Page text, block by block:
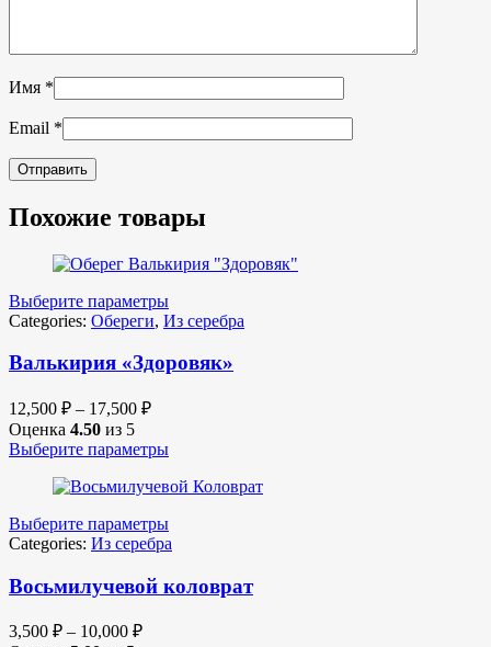
Имя *
Email *
Похожие товары
Выберите параметры
Categories: Обереги, Из серебра
Валькирия «Здоровяк»
12,500 ₽ – 17,500 ₽
Оценка 4.50 из 5
Выберите параметры
Выберите параметры
Categories: Из серебра
Восьмилучевой коловрат
3,500 ₽ – 10,000 ₽